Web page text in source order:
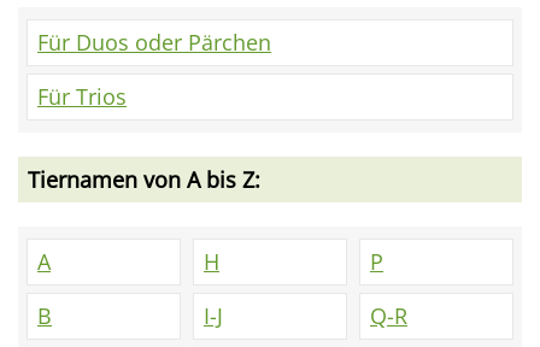
Für Duos oder Pärchen
Für Trios
Tiernamen von A bis Z:
A
B
H
I-J
P
Q-R